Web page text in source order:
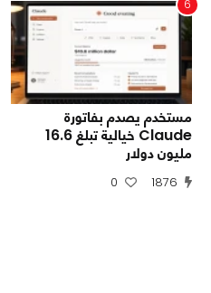
6
مستخدم يصدم بفاتورة
Claude خيالية تبلغ 16.6
مليون دولار
1876
0